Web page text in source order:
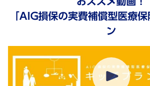
「AIG損保の実費補償型医療
ン